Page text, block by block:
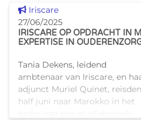
gesubsidieerd. Hij is er voor
volw
Dit nieuws tonen
Iriscare
27/06/2025
IRISCARE OP OPDRACHT IN
EXPERTISE IN
Tania Dekens, leidend
ambtenaar van Iriscare, en
adjunct Muriel Quinet, reisden
half juni naar Marokko in het